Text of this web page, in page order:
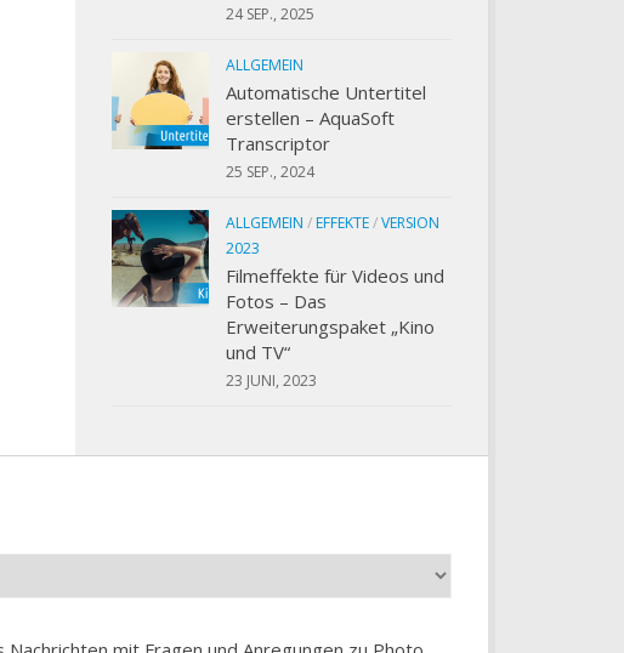
24 SEP., 2025
ALLGEMEIN
Automatische Untertitel
erstellen – AquaSoft
Transcriptor
25 SEP., 2024
ALLGEMEIN / EFFEKTE/VERSION
2023
Filmeffekte für Videos und
Fotos – Das
Erweiterungspaket „Kino
und TV“
23 JUNI, 2023